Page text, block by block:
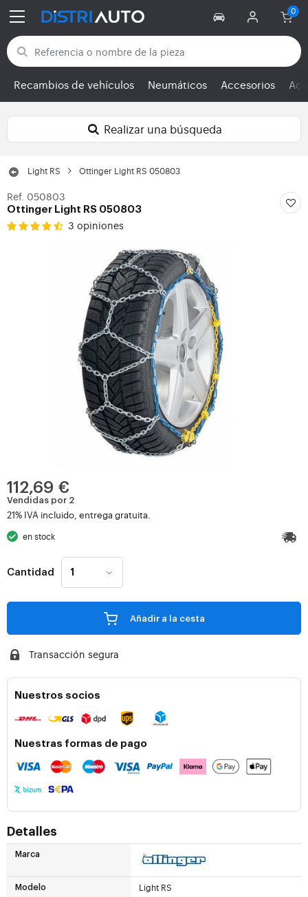
Volver a las categorías
Recambios de vehículos Neumáticos Accesorios
Realizar una búsqueda
Light RS Ottinger Light RS 050803
Ref. 050803
Ottinger Light RS 050803
3 opiniones
112,69 €
Vendidas por 2
21% IVA incluido, entrega gratuita.
en stock
Cantidad
Añadir a la cesta
Transacción segura
Nuestros socios
Nuestras formas de pago
Detalles
Marca
Modelo Light RS